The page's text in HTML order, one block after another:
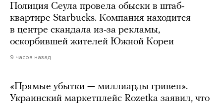
Полиция Сеула провела обыски в штаб-
квартире Starbucks. Компания находится
в центре скандала из-за рекламы,
оскорбившей жителей Южной Кореи
9 часов назад
«Прямые убытки — миллиарды гривен».
Украинский маркетплейс Rozetka заявил, что